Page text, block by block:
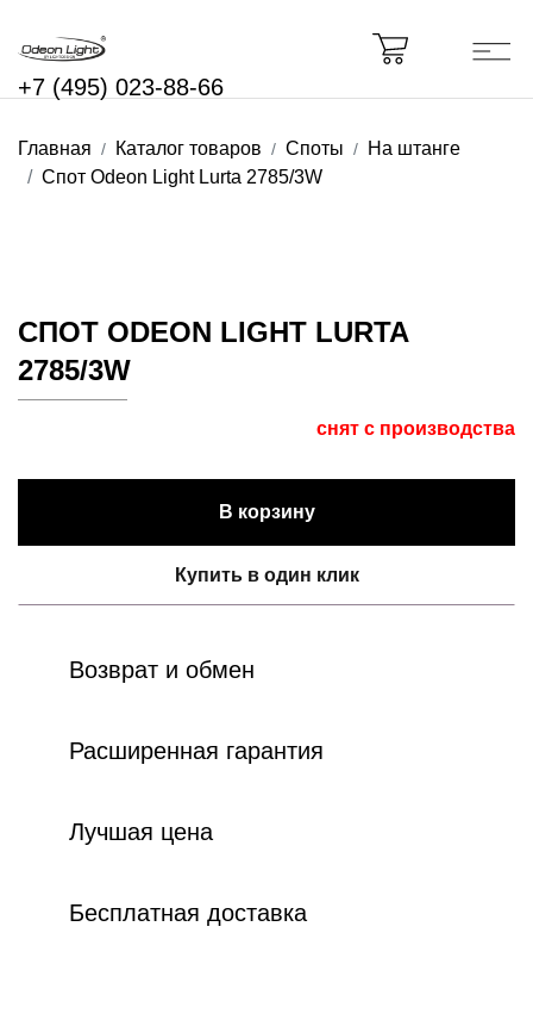
+7 (495) 023-88-66
Главная Каталог товаров Споты
На штанге
Спот Odeon Light Lurta 2785/3W
СПОТ ODEON LIGHT LURTA
2785/3W
снят с производства
В корзину
Купить в один клик
Возврат и обмен
Расширенная гарантия
Лучшая цена
Бесплатная доставка